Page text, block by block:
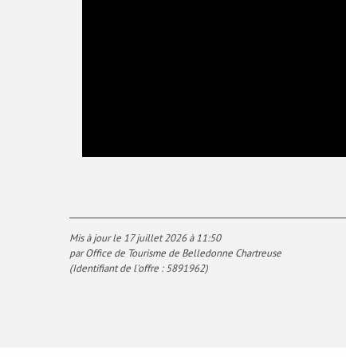
Mis à jour le 17 juillet 2026 à 11:50
par Office de Tourisme de Belledonne Chartreuse
(Identifiant de l'offre :5891962)